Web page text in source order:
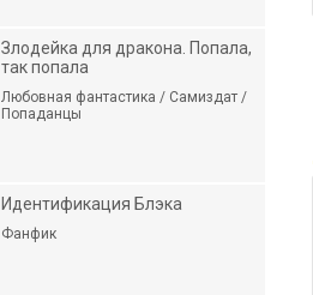
Злодейка для дракона. Попала,
так попала
Любовная фантастика / Самиздат /
Попаданцы
Идентификация Блэка
Фанфик